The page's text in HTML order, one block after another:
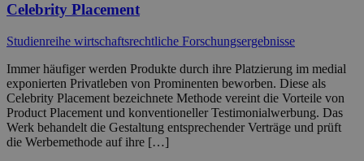
Celebrity Placement
Studienreihe wirtschaftsrechtliche Forschungsergebnisse
Immer häufiger werden Produkte durch ihre Platzierung im medial
exponierten Privatleben von Prominenten beworben. Diese als
Celebrity Placement bezeichnete Methode vereint die Vorteile von
Product Placement und konventioneller Testimonialwerbung. Das
Werk behandelt die Gestaltung entsprechender Verträge und prüft
die Werbemethode auf ihre […]